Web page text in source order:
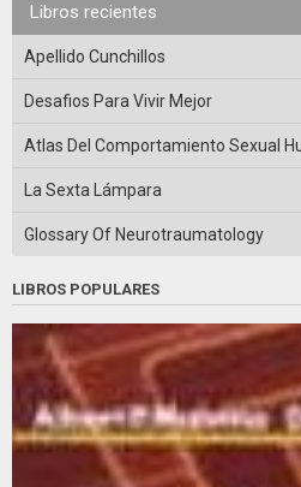
Libros recientes
Apellido Cunchillos
Desafios Para Vivir Mejor
Atlas Del Comportamiento Sexual
La Sexta Lámpara
Glossary Of Neurotraumatology
LIBROS POPULARES